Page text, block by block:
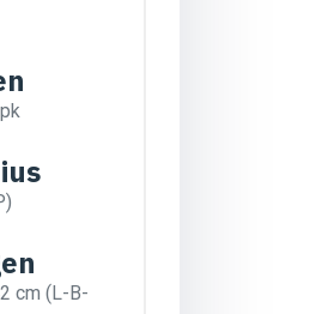
cm (L-B-